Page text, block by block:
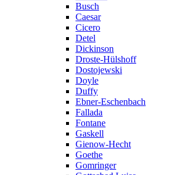
Busch
Caesar
Cicero
Detel
Dickinson
Droste-Hülshoff
Dostojewski
Doyle
Duffy
Ebner-Eschenbach
Fallada
Fontane
Gaskell
Gienow-Hecht
Goethe
Gomringer